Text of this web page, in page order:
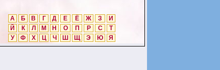
А Б В Г Д Е Ё Ж З
И
Й
К Л М Н О П Р С
Т
У
Ф Х Ц Ч Ш Щ Э Ю Я